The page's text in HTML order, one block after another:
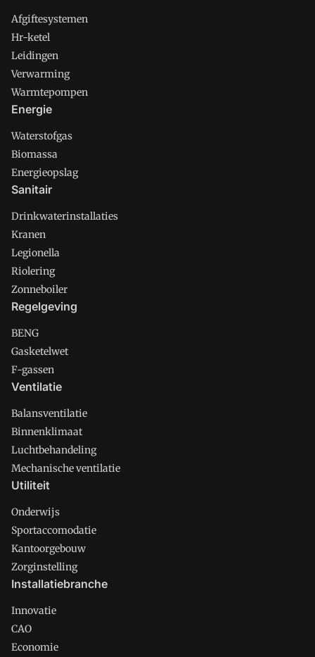
Afgiftesystemen
Hr-ketel
Leidingen
Verwarming
Warmtepompen
Energie
Waterstofgas
Biomassa
Energieopslag
Sanitair
Drinkwaterinstallaties
Kranen
Legionella
Riolering
Zonneboiler
Regelgeving
BENG
Gasketelwet
F-gassen
Ventilatie
Balansventilatie
Binnenklimaat
Luchtbehandeling
Mechanische ventilatie
Utiliteit
Onderwijs
Sportaccomodatie
Kantoorgebouw
Zorginstelling
Installatiebranche
Innovatie
CAO
Economie